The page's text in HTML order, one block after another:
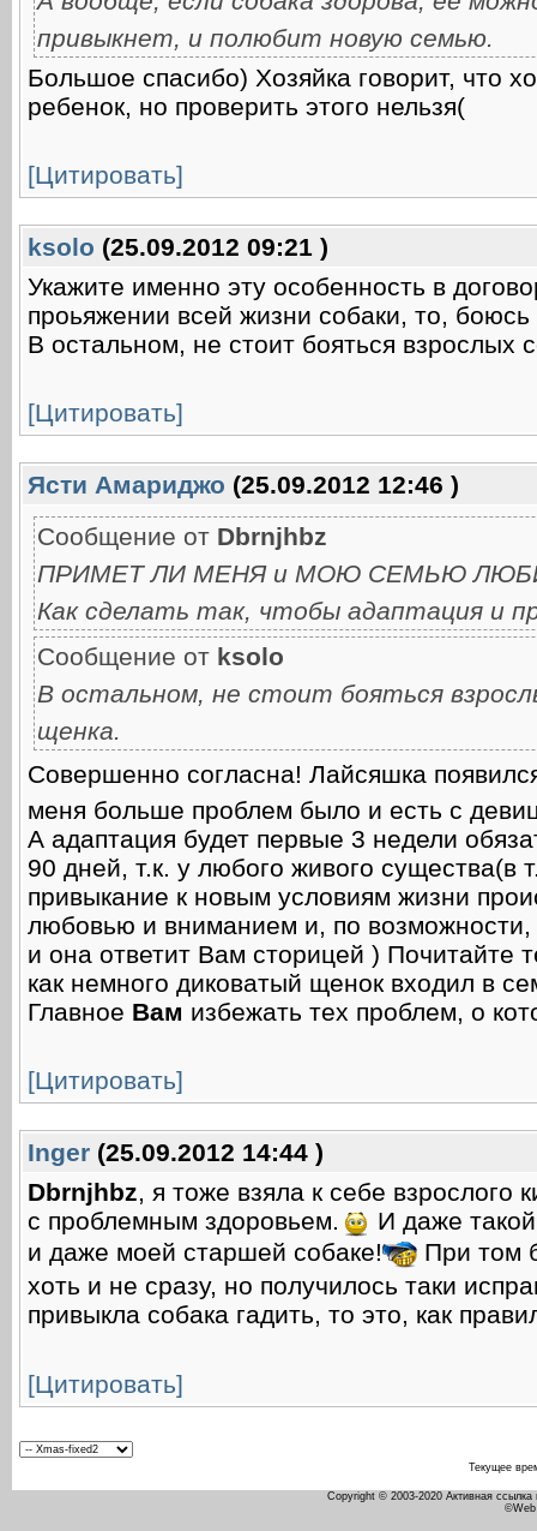
привыкнет, и полюбит новую семью.
Большое спасибо) Хозяйка говорит, что
ребенок, но проверить этого нельзя(
[Цитировать]
ksolo (25.09.2012 09:21 )
Укажите именно эту особенность в
проьяжении всей жизни собаки, то,
В остальном, не стоит бояться
[Цитировать]
Ясти Амариджо (25.09.2012 12:46 )
Сообщение от Dbrnjhbz
ПРИМЕТ ЛИ МЕНЯ и МОЮ СЕМЬЮ
Как сделать так, чтобы адаптация и
Сообщение от ksolo
В остальном, не стоит бояться
щенка.
Совершенно согласна! Лайсяшка
меня больше проблем было и есть с
А адаптация будет первые 3 недели
90 дней, т.к. у любого живого существа(в
привыкание к новым условиям жизни
любовью и вниманием и, по возможности,
и она ответит Вам сторицей ) Почитайте
как немного диковатый щенок входил в
Главное Вам избежать тех проблем, о
[Цитировать]
Inger (25.09.2012 14:44 )
Dbrnjhbz, я тоже взяла к себе взрослого
с проблемным здоровьем.
И даже
и даже моей старшей собаке!
При том
хоть и не сразу, но получилось таки
привыкла собака гадить, то это, как
[Цитировать]
Текущее
Copyright © 2003-2020 Активная ссылка